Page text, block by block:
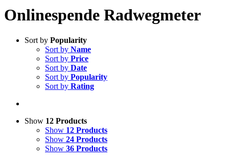
Onlinespende Radwegmeter
Sort by Popularity
Sort by Name
Sort by Price
Sort by Date
Sort by Popularity
Sort by Rating
Show 12 Products
Show 12 Products
Show 24 Products
Show 36 Products